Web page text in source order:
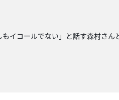
イコールでない」と話す森村さん